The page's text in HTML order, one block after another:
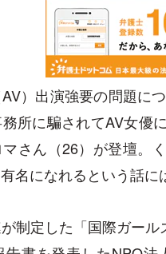
）出演強要の問題に
所に騙されてAV女優
さん（26）が登壇。
名になれるという話に
制定した「国際ガー